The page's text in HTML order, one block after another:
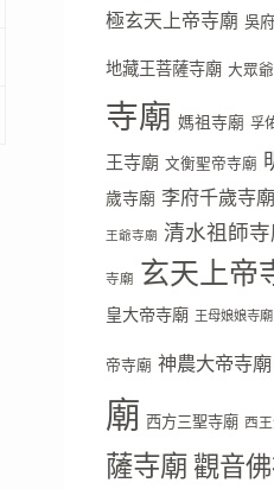
極玄天上帝寺廟 吳
地藏王菩薩寺廟 大眾
寺廟 媽祖寺廟 孚
王寺廟 文衡聖帝寺廟
歲寺廟 李府千歲寺廟
王爺寺廟 清水祖師寺
寺廟 玄天上帝
皇大帝寺廟 王母娘娘寺廟
帝寺廟 神農大帝寺廟
廟 西方三聖寺廟 西
薩寺廟觀音